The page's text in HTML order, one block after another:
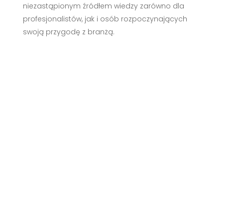
niezastąpionym źródłem wiedzy zarówno dla
profesjonalistów, jak i osób rozpoczynających
swoją przygodę z branżą.